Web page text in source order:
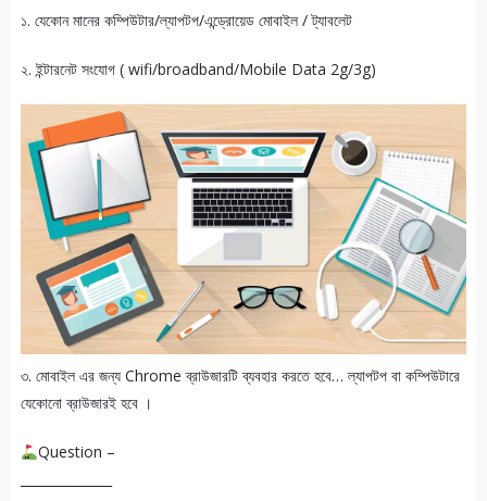
১. যেকোন মানের কম্পিউটার/ল্যাপটপ/এন্ড্রোয়েড মোবাইল / ট্যাবলেট
২. ইন্টারনেট সংযোগ ( wifi/broadband/Mobile Data 2g/3g)
৩. মোবাইল এর জন্য Chrome ব্রাউজারটি ব্যবহার করতে হবে… ল্যাপটপ বা কম্পিউটারে
যেকোনো ব্রাউজারই হবে ।
Question –